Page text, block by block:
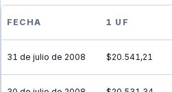
FECHA 1 UF
31 de julio de 2008 $20.541,21